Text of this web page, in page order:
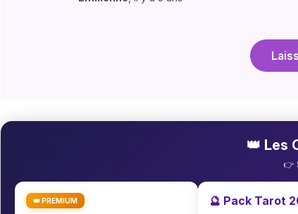
👑 Les
👉
👑 PREMIUM 🔮 Pack Tarot